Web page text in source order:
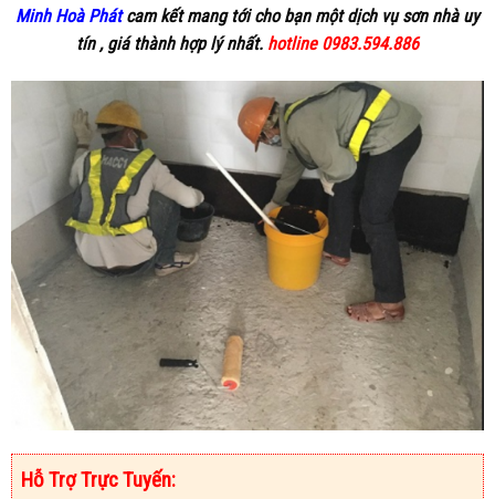
Minh Hoà Phát cam kết mang tới cho bạn một dịch vụ sơn nhà uy
tín , giá thành hợp lý nhất. hotline 0983.594.886
Hỗ Trợ Trực Tuyến: